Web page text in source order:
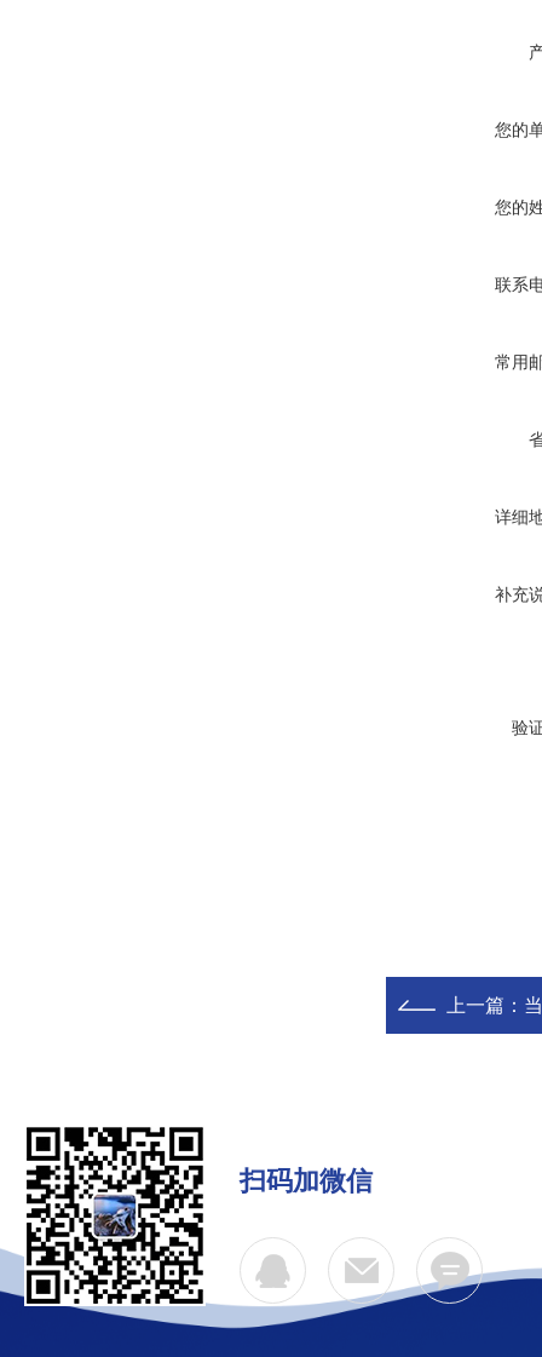
您的
您的
联系
常用
详细
补充
验
上一篇：
扫码加微信